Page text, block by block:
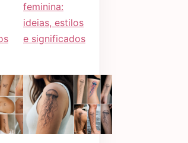
feminina:
ideias, estilos
e significados